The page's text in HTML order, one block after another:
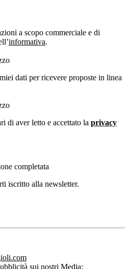
a scopo commerciale e di
informativa.
dati per ricevere proposte in linea
di aver letto e accettato la privacy
completata
iscritto alla newsletter.
sui nostri Media: